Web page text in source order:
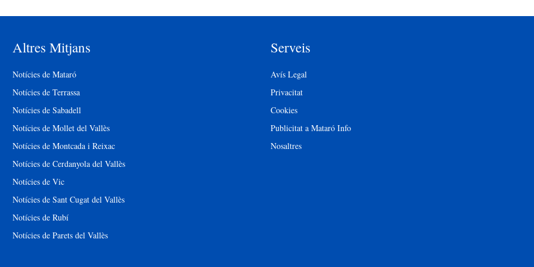
Altres Mitjans
Notícies de Mataró
Notícies de Terrassa
Notícies de Sabadell
Notícies de Mollet del Vallès
Notícies de Montcada i Reixac
Notícies de Cerdanyola del Vallès
Notícies de Vic
Notícies de Sant Cugat del Vallès
Notícies de Rubí
Notícies de Parets del Vallès
Serveis
Avís Legal
Privacitat
Cookies
Publicitat a Mataró Info
Nosaltres